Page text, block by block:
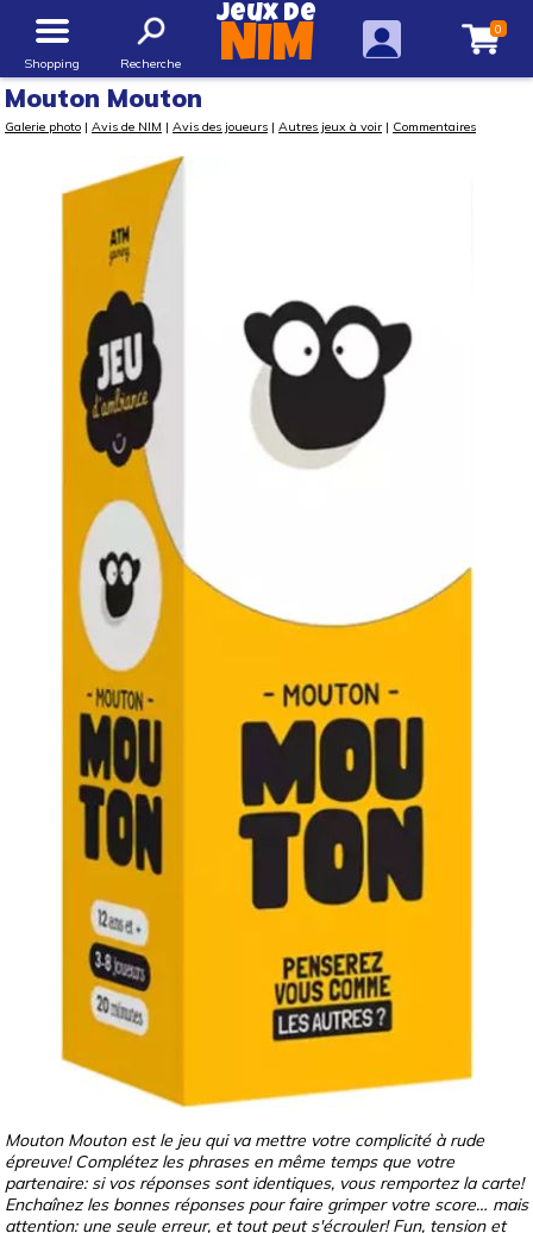
Shopping Recherche
Jeux de
NIM 0
Mouton Mouton
Galerie photo | Avis de NIM | Avis des joueurs | Autres jeux à voir | Commentaires
Mouton Mouton est le jeu qui va mettre votre complicité à rude
épreuve! Complétez les phrases en même temps que votre
partenaire: si vos réponses sont identiques, vous remportez la carte!
Enchaînez les bonnes réponses pour faire grimper votre score… mais
attention: une seule erreur, et tout peut s'écrouler! Fun, tension et